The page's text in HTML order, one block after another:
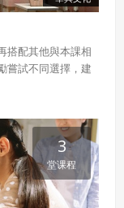
搭配其他與本課相
嘗試不同選擇，建
3
堂课程